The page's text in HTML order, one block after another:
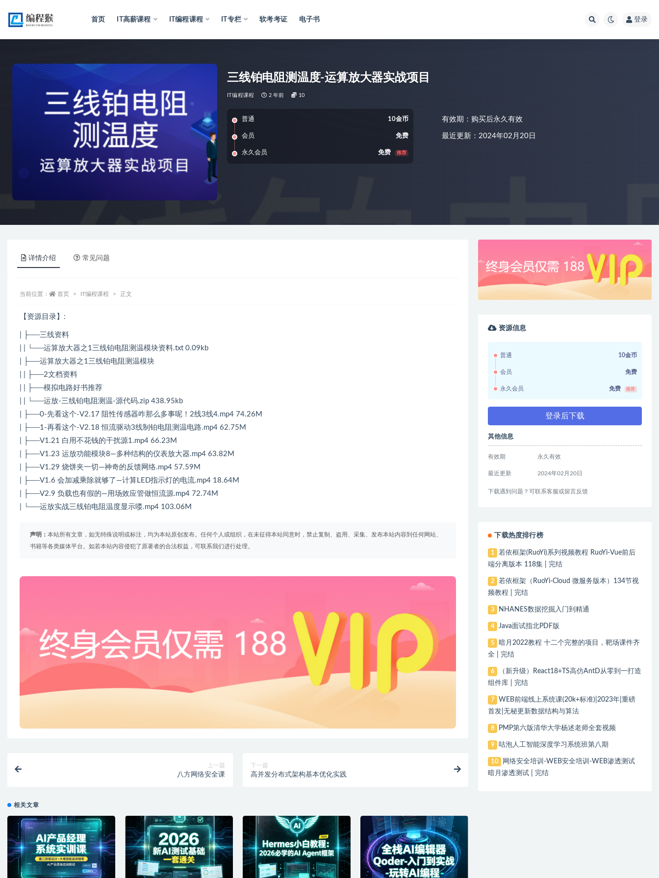
首页 IT高薪课程 IT编程课程 IT专栏 软考考证 电子书 登录
三线铂电阻测温度-运算放大器实战项目
IT编程课程 2 年前 10
普通 10金币
会员 免费
永久会员 免费 推荐
有效期：购买后永久有效
最近更新：2024年02月20日
详情介绍 常见问题
当前位置： 首页 IT编程课程 正文
【资源目录】:
| ├──三线资料
| | └──运算放大器之1三线铂电阻测温模块资料.txt 0.09kb
| ├──运算放大器之1三线铂电阻测温模块
| | ├──2文档资料
| | ├──模拟电路好书推荐
| | └──运放-三线铂电阻测温-源代码.zip 438.95kb
| ├──0-先看这个-V2.17 阻性传感器咋那么多事呢！2线3线4.mp4 74.26M
| ├──1-再看这个-V2.18 恒流驱动3线制铂电阻测温电路.mp4 62.75M
| ├──V1.21 白用不花钱的干扰源1.mp4 66.23M
| ├──V1.23 运放功能模块8—多种结构的仪表放大器.mp4 63.82M
| ├──V1.29 烧饼夹一切—神奇的反馈网络.mp4 57.59M
| ├──V1.6 会加减乘除就够了—计算LED指示灯的电流.mp4 18.64M
| ├──V2.9 负载也有假的—用场效应管做恒流源.mp4 72.74M
| └──运放实战三线铂电阻温度显示喽.mp4 103.06M
声明： 本站所有文章，如无特殊说明或标注，均为本站原创发布。任何个人或组织，在未征得本站同意时，禁止复制、盗用、采集、发布本站内容到任何网站、
书籍等各类媒体平台。如若本站内容侵犯了原著者的合法权益，可联系我们进行处理。
上一篇
八方网络安全课
下一篇
高并发分布式架构基本优化实践
相关文章
资源信息
普通 10金币
会员 免费
永久会员 免费 推荐
登录后下载
其他信息
有效期 永久有效
最近更新 2024年02月20日
下载遇到问题？可联系客服或留言反馈
下载热度排行榜
1
若依框架(RuoYi)系列视频教程 RuoYi-Vue前后
端分离版本 118集 | 完结
2
若依框架（RuoYi-Cloud 微服务版本）134节视
频教程 | 完结
3 NHANES数据挖掘入门到精通
4 Java面试指北PDF版
5
暗月2022教程 十二个完整的项目，靶场课件齐
全 | 完结
6
（新升级）React18+TS高仿AntD从零到一打造
组件库 | 完结
7
WEB前端线上系统课(20k+标准)|2023年|重磅
首发|无秘更新数据结构与算法
8 PMP第六版清华大学杨述老师全套视频
9 咕泡人工智能深度学习系统班第八期
10
网络安全培训-WEB安全培训-WEB渗透测试
暗月渗透测试 | 完结